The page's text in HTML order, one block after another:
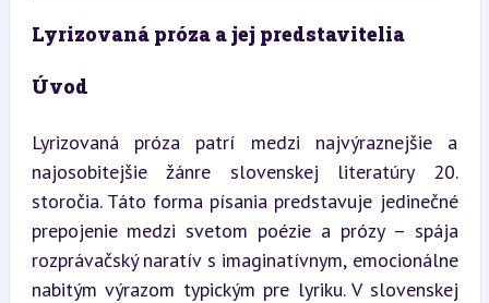
Lyrizovaná próza a jej predstavitelia
Úvod
Lyrizovaná próza patrí medzi najvýraznejšie a
najosobitejšie žánre slovenskej literatúry 20.
storočia. Táto forma písania predstavuje jedinečné
prepojenie medzi svetom poézie a prózy – spája
rozprávačský naratív s imaginatívnym, emocionálne
nabitým výrazom typickým pre lyriku. V slovenskej